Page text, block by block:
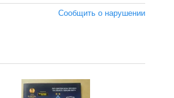
Сообщить о нарушении